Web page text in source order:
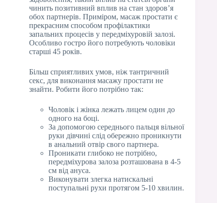
чинить позитивний вплив на стан здоров’я
обох партнерів. Приміром, масаж простати є
прекрасним способом профілактики
запальних процесів у передміхуровій залозі.
Особливо гостро його потребують чоловіки
старші 45 років.
Більш сприятливих умов, ніж тантричний
секс, для виконання масажу простати не
знайти. Робити його потрібно так:
Чоловік і жінка лежать лицем один до
одного на боці.
За допомогою середнього пальця вільної
руки дівчині слід обережно проникнути
в анальний отвір свого партнера.
Проникати глибоко не потрібно,
передміхурова залоза розташована в 4-5
см від ануса.
Виконувати злегка натискальні
поступальні рухи протягом 5-10 хвилин.